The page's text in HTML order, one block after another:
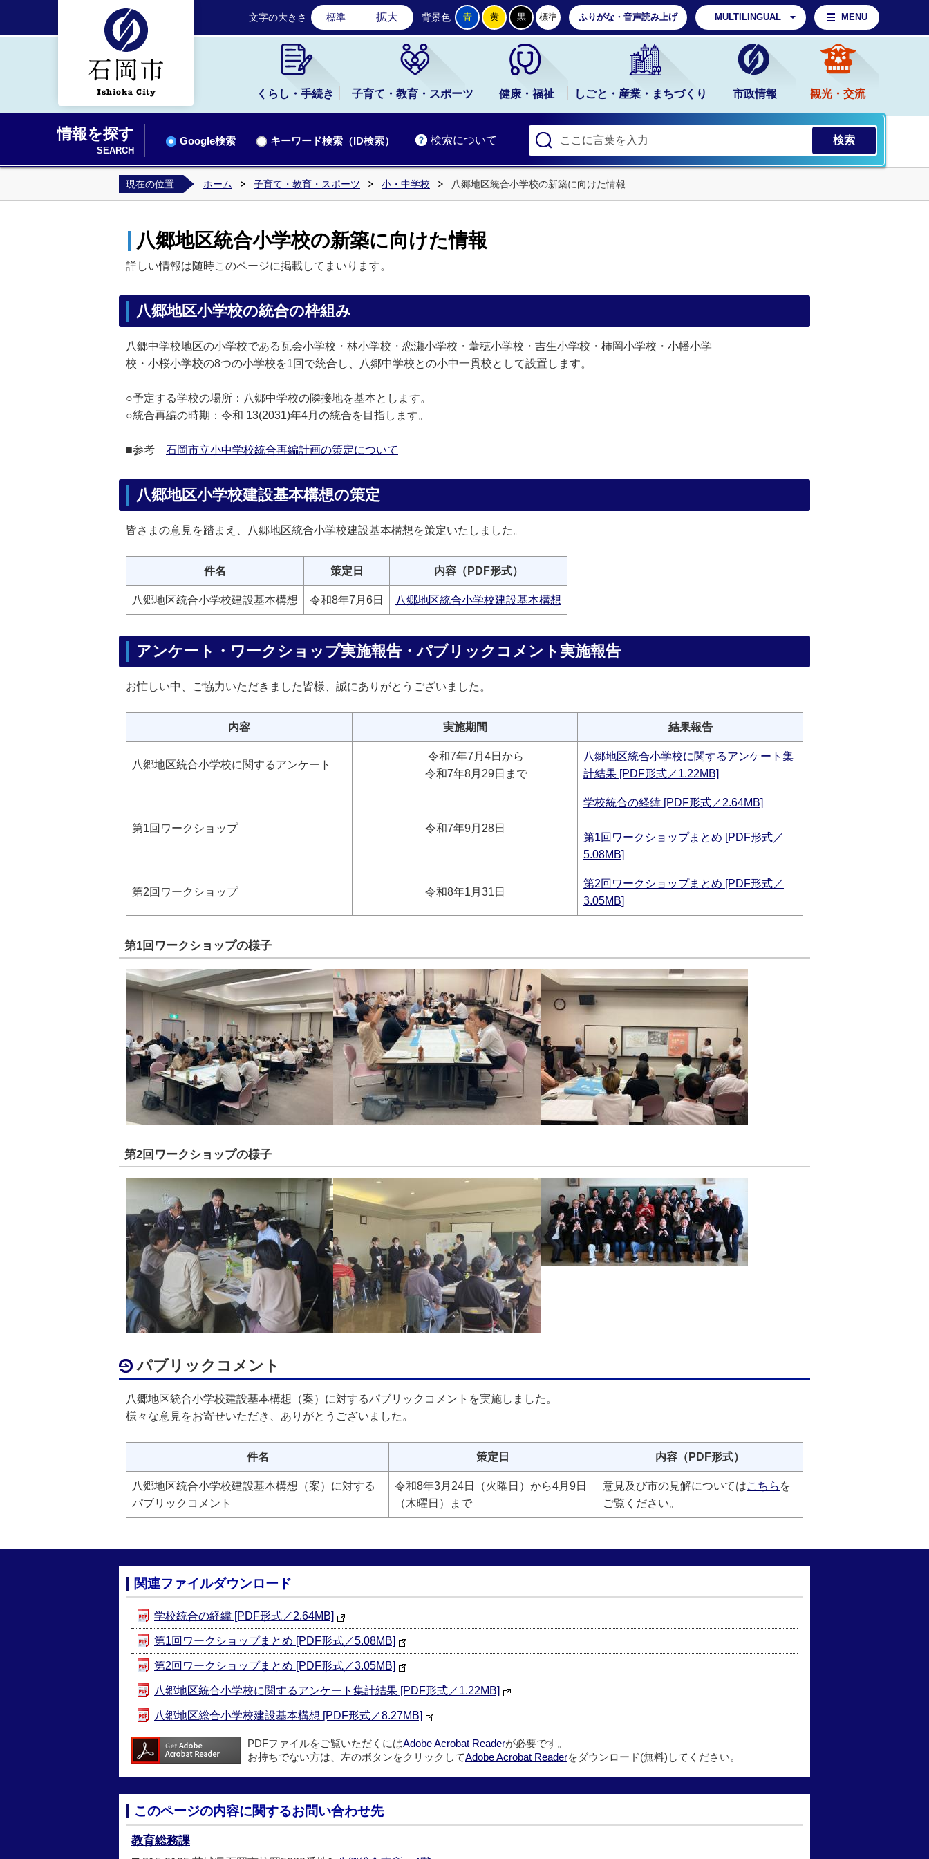
石岡市公式ホームページ
文字の大きさ 標準 拡大 背景色 青 黄 黒 標準 ふりがな・音声読み上げ MULTILINGUAL MENU
くらし・手続き 子育て・教育・スポーツ 健康・福祉 しごと・産業・まちづくり 市政情報 観光・交流
情報を探す
SEARCH
検索について
Google検索 キーワード検索（ID検索）
現在の位置 ホーム 子育て・教育・スポーツ 小・中学校 八郷地区統合小学校の新築に向けた情報
八郷地区統合小学校の新築に向けた情報
詳しい情報は随時このページに掲載してまいります。
八郷地区小学校の統合の枠組み
八郷中学校地区の小学校である瓦会小学校・林小学校・恋瀬小学校・葦穂小学校・吉生小学校・柿岡小学校・小幡小学
校・小桜小学校の8つの小学校を1回で統合し、八郷中学校との小中一貫校として設置します。
○予定する学校の場所：八郷中学校の隣接地を基本とします。
○統合再編の時期：令和 13(2031)年4月の統合を目指します。
■参考 石岡市立小中学校統合再編計画の策定について
八郷地区小学校建設基本構想の策定
皆さまの意見を踏まえ、八郷地区統合小学校建設基本構想を策定いたしました。
件名 策定日 内容（PDF形式）
八郷地区統合小学校建設基本構想 令和8年7月6日 八郷地区統合小学校建設基本構想
アンケート・ワークショップ実施報告・パブリックコメント実施報告
お忙しい中、ご協力いただきました皆様、誠にありがとうございました。
内容 実施期間 結果報告
八郷地区統合小学校に関するアンケート
令和7年7月4日から
令和7年8月29日まで
八郷地区統合小学校に関するアンケート集
計結果 [PDF形式／1.22MB]
第1回ワークショップ 令和7年9月28日
学校統合の経緯 [PDF形式／2.64MB]
第1回ワークショップまとめ [PDF形式／
5.08MB]
第2回ワークショップ 令和8年1月31日
第2回ワークショップまとめ [PDF形式／
3.05MB]
第1回ワークショップの様子
第2回ワークショップの様子
パブリックコメント
八郷地区統合小学校建設基本構想（案）に対するパブリックコメントを実施しました。
様々な意見をお寄せいただき、ありがとうございました。
件名 策定日 内容（PDF形式）
八郷地区統合小学校建設基本構想（案）に対する
パブリックコメント
令和8年3月24日（火曜日）から4月9日
（木曜日）まで
意見及び市の見解についてはこちら を
ご覧ください。
関連ファイルダウンロード
学校統合の経緯 [PDF形式／2.64MB]
第1回ワークショップまとめ [PDF形式／5.08MB]
第2回ワークショップまとめ [PDF形式／3.05MB]
八郷地区統合小学校に関するアンケート集計結果 [PDF形式／1.22MB]
八郷地区総合小学校建設基本構想 [PDF形式／8.27MB]
PDFファイルをご覧いただくにはAdobe Acrobat Readerが必要です。
お持ちでない方は、左のボタンをクリックしてAdobe Acrobat Readerをダウンロード(無料)してください。
このページの内容に関するお問い合わせ先
教育総務課